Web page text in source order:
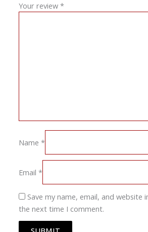
Your review*
Name*
Email*
Save my name, email, and website
the next time I comment.